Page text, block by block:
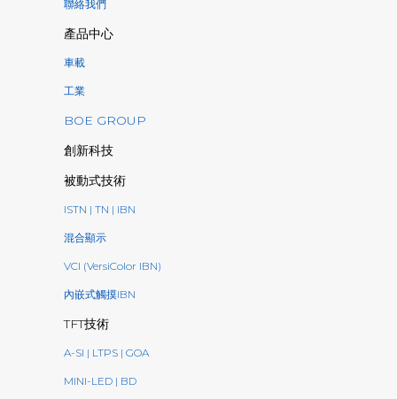
聯絡我們
產品中心
車載
工業
BOE GROUP
創新科技
被動式技術
ISTN | TN | IBN
混合顯示
VCI (VersiColor IBN)
內嵌式觸摸IBN
TFT技術
A-SI | LTPS | GOA
MINI-LED | BD